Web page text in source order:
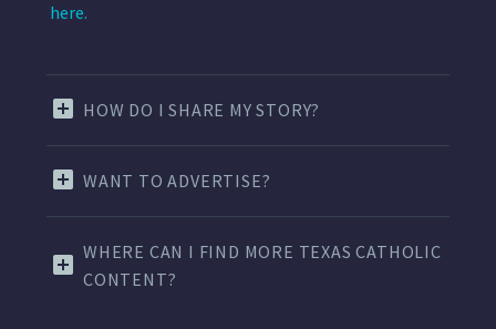
here.
HOW DO I SHARE MY STORY?
WANT TO ADVERTISE?
WHERE CAN I FIND MORE TEXAS CATHOLIC
CONTENT?